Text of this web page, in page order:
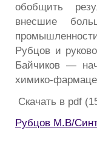
обобщить
внесшие
Рубцов и
Байчиков —
химико-
Скачать в pdf
Рубцов М.В/